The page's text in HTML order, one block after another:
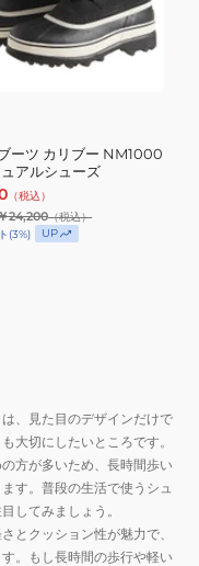
ーツ カリブー NM1000
アルシューズ
（税込）
24,200（税込）
(3%) UP
、見た目のデザインだけで
大切にしたいところです。
方が多いため、長時間歩い
す。普段の生活で使うシュ
してみましょう。
とクッション性が魅力で、
。もし長時間の歩行や軽い